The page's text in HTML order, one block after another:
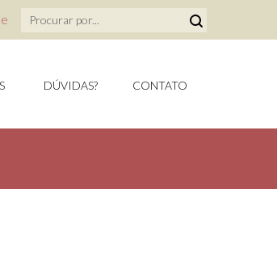
DÚVIDAS? CONTATO